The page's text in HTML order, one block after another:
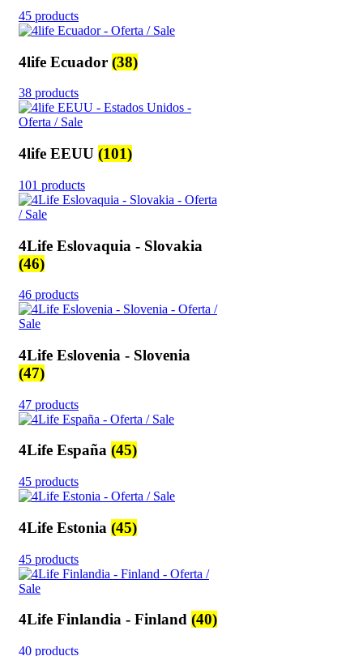
45 products
4life Ecuador (38)
38 products
4life EEUU (101)
101 products
4Life Eslovaquia - Slovakia
(46)
46 products
4Life Eslovenia - Slovenia
(47)
47 products
4Life España (45)
45 products
4Life Estonia (45)
45 products
4Life Finlandia - Finland (40)
40 products